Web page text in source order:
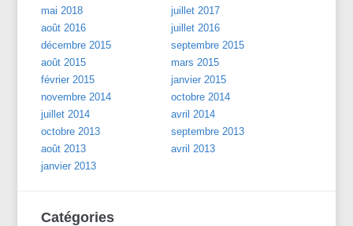
mai 2018
juillet 2017
août 2016
juillet 2016
décembre 2015
septembre 2015
août 2015
mars 2015
février 2015
janvier 2015
novembre 2014
octobre 2014
juillet 2014
avril 2014
octobre 2013
septembre 2013
août 2013
avril 2013
janvier 2013
Catégories